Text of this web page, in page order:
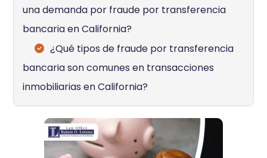
una demanda por fraude por transferencia
bancaria en California?
¿Qué tipos de fraude por transferencia
bancaria son comunes en transacciones
inmobiliarias en California?